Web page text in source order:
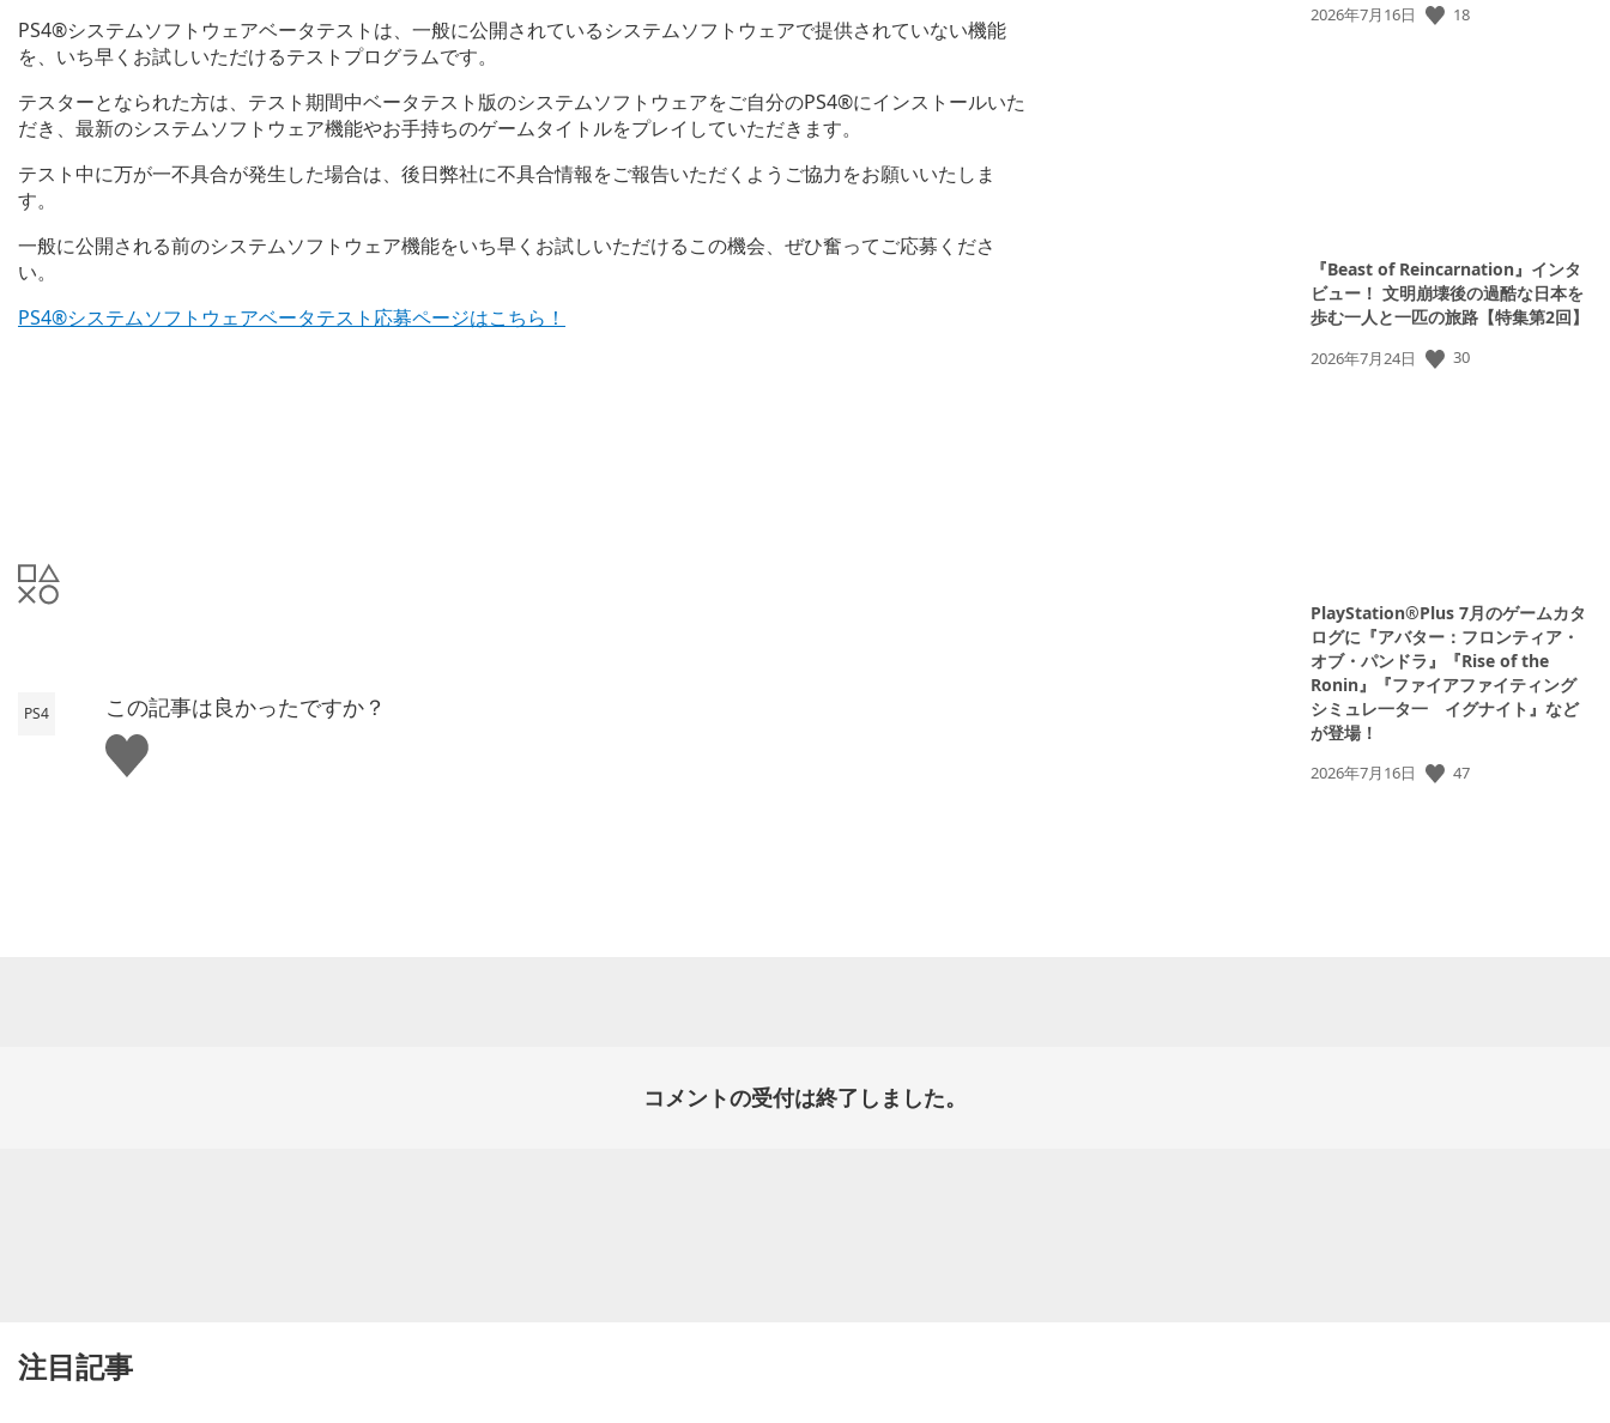
PS4®システムソフトウェアベータテストは、一般に公開されているシステムソフトウェアで提供されていない機能
を、いち早くお試しいただけるテストプログラムです。
テスターとなられた方は、テスト期間中ベータテスト版のシステムソフトウェアをご自分のPS4®にインストールいた
だき、最新のシステムソフトウェア機能やお手持ちのゲームタイトルをプレイしていただきます。
テスト中に万が一不具合が発生した場合は、後日弊社に不具合情報をご報告いただくようご協力をお願いいたしま
す。
一般に公開される前のシステムソフトウェア機能をいち早くお試しいただけるこの機会、ぜひ奮ってご応募くださ
い。
PS4®システムソフトウェアベータテスト応募ページはこちら！
PS4
この記事は良かったですか？
い
い
公
2026年7月16日 18
『Beast of Reincarnation』インタ
ビュー！ 文明崩壊後の過酷な日本を
歩む一人と一匹の旅路【特集第2回】
公
2026年7月24日 30
PlayStation®Plus 7月のゲームカタ
ログに『アバター：フロンティア・
オブ・パンドラ』『Rise of the
Ronin』『ファイアファイティング
シミュレ一タ一 イグナイト』など
が登場！
公
2026年7月16日 47
コメントの受付は終了しました。
注目記事